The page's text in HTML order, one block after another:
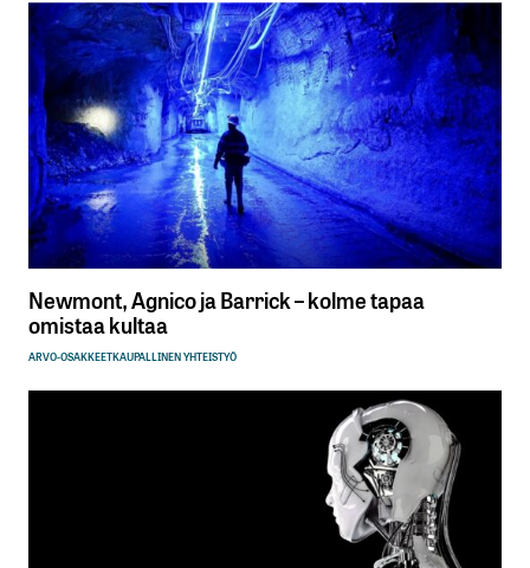
Newmont, Agnico ja Barrick – kolme tapaa
omistaa kultaa
ARVO-OSAKKEETKAUPALLINEN YHTEISTYÖ